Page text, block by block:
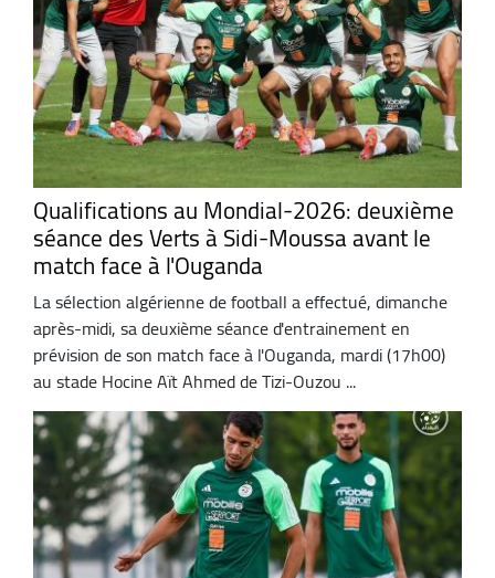
Qualifications au Mondial-2026: deuxième
séance des Verts à Sidi-Moussa avant le
match face à l'Ouganda
La sélection algérienne de football a effectué, dimanche
après-midi, sa deuxième séance d'entrainement en
prévision de son match face à l'Ouganda, mardi (17h00)
au stade Hocine Aït Ahmed de Tizi-Ouzou ...